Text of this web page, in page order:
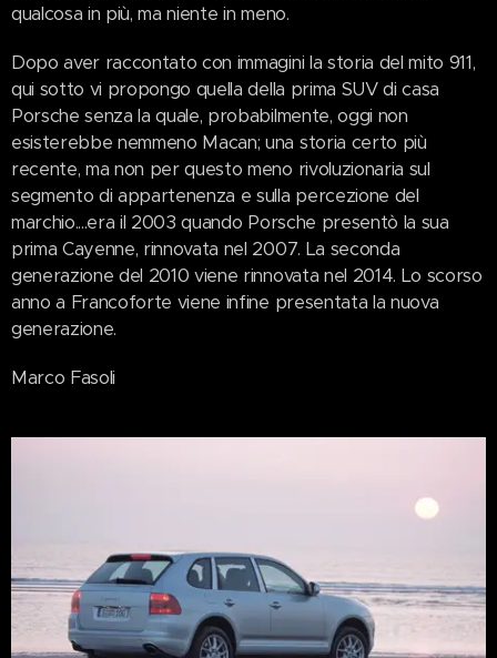
qualcosa in più, ma niente in meno.
Dopo aver raccontato con immagini la storia del mito 911,
qui sotto vi propongo quella della prima SUV di casa
Porsche senza la quale, probabilmente, oggi non
esisterebbe nemmeno Macan; una storia certo più
recente, ma non per questo meno rivoluzionaria sul
segmento di appartenenza e sulla percezione del
marchio....era il 2003 quando Porsche presentò la sua
prima Cayenne, rinnovata nel 2007. La seconda
generazione del 2010 viene rinnovata nel 2014. Lo scorso
anno a Francoforte viene infine presentata la nuova
generazione.
Marco Fasoli